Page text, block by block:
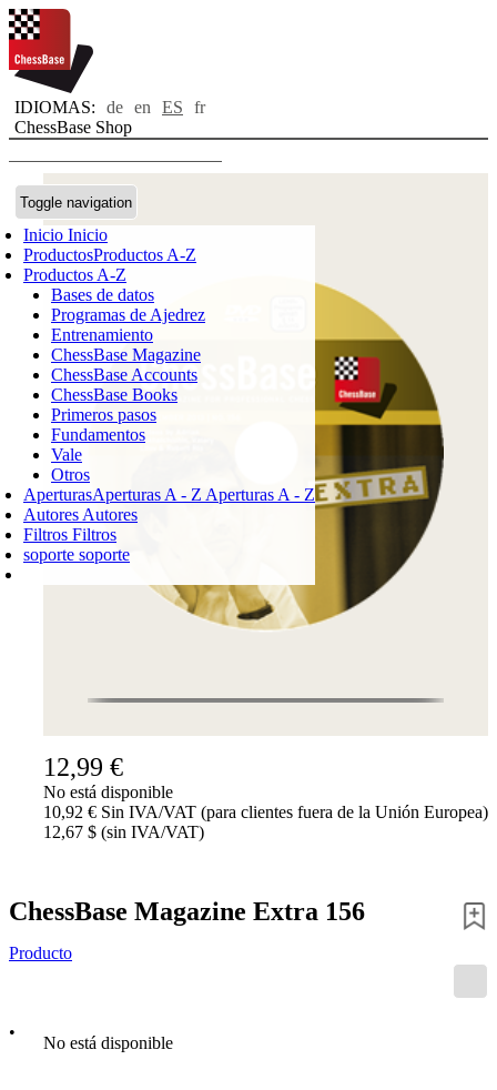
IDIOMAS: de en ES
fr
ChessBase Shop
Toggle navigation
Inicio Inicio
ProductosProductos A-Z
Productos A-Z
Bases de datos
Programas de Ajedrez
Entrenamiento
ChessBase Magazine
ChessBase Accounts
ChessBase Books
Primeros pasos
Fundamentos
Vale
Otros
AperturasAperturas A - Z Aperturas A - Z
Autores Autores
Filtros Filtros
soporte soporte
Login
CARRO DE LA COMPRA
0
12,99 €
No está disponible
10,92 € Sin IVA/VAT (para clientes fuera de la Unión Europea)
12,67 $ (sin IVA/VAT)
ChessBase Magazine Extra 156
Producto
No está disponible
•